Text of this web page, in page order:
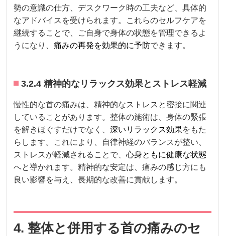
勢の意識の仕方、デスクワーク時の工夫など、具体的
なアドバイスを受けられます。これらのセルフケアを
継続することで、ご自身で身体の状態を管理できるよ
うになり、痛みの再発を効果的に予防できます。
3.2.4 精神的なリラックス効果とストレス軽減
慢性的な首の痛みは、精神的なストレスと密接に関連
していることがあります。整体の施術は、身体の緊張
を解きほぐすだけでなく、深いリラックス効果をもた
らします。これにより、自律神経のバランスが整い、
ストレスが軽減されることで、心身ともに健康な状態
へと導かれます。精神的な安定は、痛みの感じ方にも
良い影響を与え、長期的な改善に貢献します。
4. 整体と併用する首の痛みのセ